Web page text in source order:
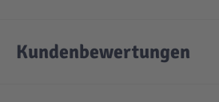
Kundenbewertungen